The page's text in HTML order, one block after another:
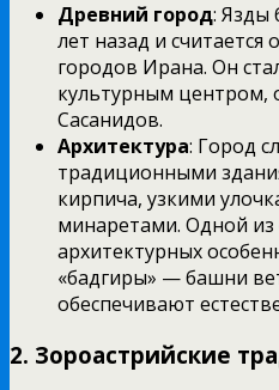
Древний город: Язды
лет назад и
городов Ирана. Он
культурным центром,
Сасанидов.
Архитектура: Город
традиционными
кирпича, узкими
минаретами. Одной из
архитектурных
«бадгиры» — башни
обеспечивают
2. Зороастрийские